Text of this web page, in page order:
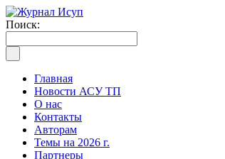
Поиск:
Главная
Новости АСУ ТП
О нас
Контакты
Авторам
Темы на 2026 г.
Партнеры